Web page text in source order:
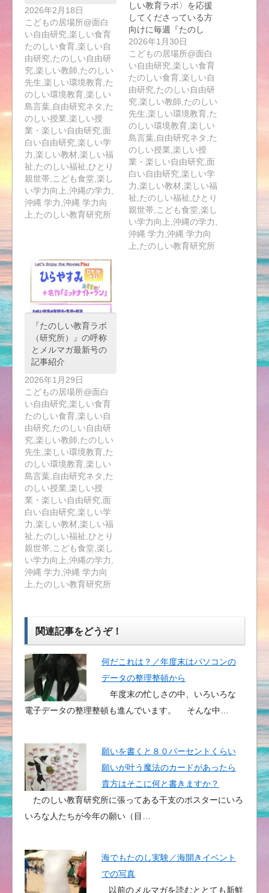
2026年2月18日
こどもの居場所@面白
い自由研究,楽しい食育
たのしい食育,楽しい自
由研究,たのしい自由研
究,楽しい教師,たのしい
先生,楽しい環境教育,た
のしい環境教育,楽しい
島言葉,自由研究ネタ,た
のしい授業,楽しい授
業・楽しい自由研究,面
白い自由研究,楽しい学
力,楽しい教材,楽しい福
祉,たのしい福祉,ひとり
親世帯,こども食堂,楽し
い学力向上,沖縄の学力,
沖縄 学力,沖縄 学力向
上,たのしい教育研究所
しい教育ラボ〉を応援
してくださっている方
向けに毎週『たのし
い…
2026年1月30日
こどもの居場所@面白
い自由研究,楽しい食育
たのしい食育,楽しい自
由研究,たのしい自由研
究,楽しい教師,たのしい
先生,楽しい環境教育,た
のしい環境教育,楽しい
島言葉,自由研究ネタ,た
のしい授業,楽しい授
業・楽しい自由研究,面
白い自由研究,楽しい学
力,楽しい教材,楽しい福
祉,たのしい福祉,ひとり
親世帯,こども食堂,楽し
い学力向上,沖縄の学力,
沖縄 学力,沖縄 学力向
上,たのしい教育研究所
『たのしい教育ラボ
（研究所）』の呼称
とメルマガ最新号の
記事紹介
2026年1月29日
こどもの居場所@面白
い自由研究,楽しい食育
たのしい食育,楽しい自
由研究,たのしい自由研
究,楽しい教師,たのしい
先生,楽しい環境教育,た
のしい環境教育,楽しい
島言葉,自由研究ネタ,た
のしい授業,楽しい授
業・楽しい自由研究,面
白い自由研究,楽しい学
力,楽しい教材,楽しい福
祉,たのしい福祉,ひとり
親世帯,こども食堂,楽し
い学力向上,沖縄の学力,
沖縄 学力,沖縄 学力向
上,たのしい教育研究所
関連記事をどうぞ！
何だこれは？／年度末はパソコンの
データの整理整頓から
年度末の忙しさの中、いろいろな
電子データの整理整頓も進んでいます。 そんな中…
願いを書くと８０パーセントくらい
願いが叶う魔法のカードがあったら
貴方はそこに何と書きますか？
たのしい教育研究所に張ってある干支のポスターにいろ
いろな人たちが今年の願い（目…
海でもたのし実験／海開きイベント
での写真
以前のメルマガを読むととても新鮮